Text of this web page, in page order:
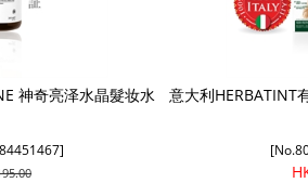
神奇亮泽水晶髮妆水 意大利HERBATINT